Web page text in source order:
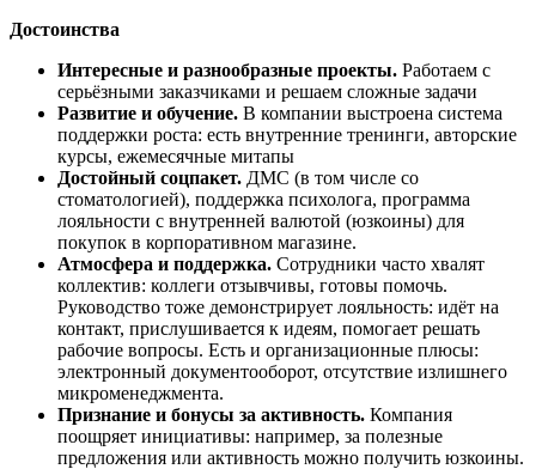
Достоинства
Интересные и разнообразные проекты. Работаем с
серьёзными заказчиками и решаем сложные задачи
Развитие и обучение. В компании выстроена система
поддержки роста: есть внутренние тренинги, авторские
курсы, ежемесячные митапы
Достойный соцпакет. ДМС (в том числе со
стоматологией), поддержка психолога, программа
лояльности с внутренней валютой (юзкоины) для
покупок в корпоративном магазине.
Атмосфера и поддержка. Сотрудники часто хвалят
коллектив: коллеги отзывчивы, готовы помочь.
Руководство тоже демонстрирует лояльность: идёт на
контакт, прислушивается к идеям, помогает решать
рабочие вопросы. Есть и организационные плюсы:
электронный документооборот, отсутствие излишнего
микроменеджмента.
Признание и бонусы за активность. Компания
поощряет инициативы: например, за полезные
предложения или активность можно получить юзкоины.